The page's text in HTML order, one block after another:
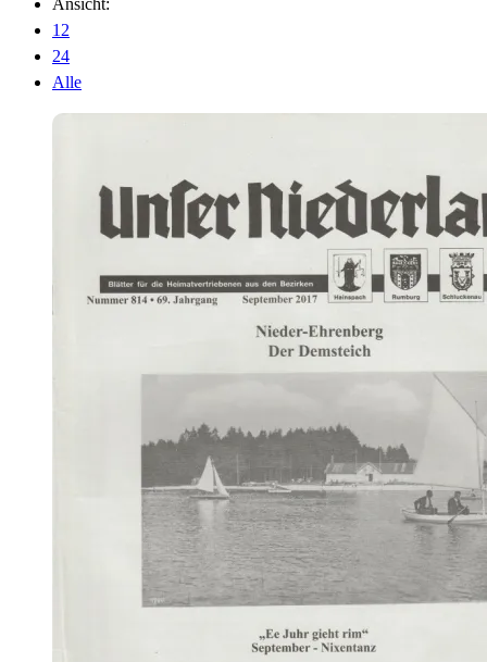
Ansicht:
12
24
Alle